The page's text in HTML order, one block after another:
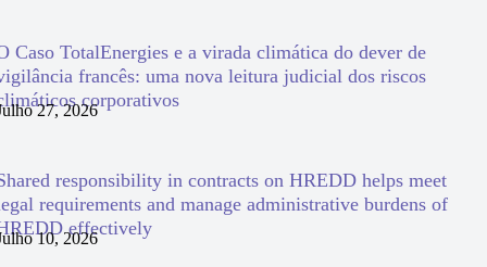
Caso TotalEnergies e a virada climática do dever de
francês: uma nova leitura judicial dos riscos
corporativos
27, 2026
responsibility in contracts on HREDD helps meet
requirements and manage administrative burdens of
effectively
10, 2026